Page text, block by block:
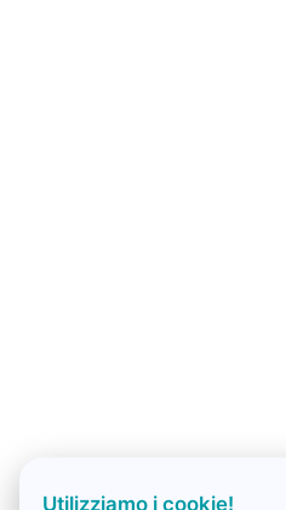
Utilizziamo i cookie!